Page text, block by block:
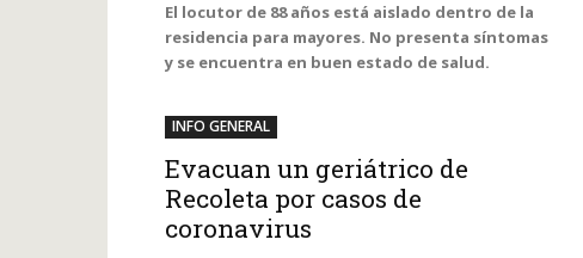
El locutor de 88 años está aislado dentro de la
residencia para mayores. No presenta síntomas
y se encuentra en buen estado de salud.
INFO GENERAL
Evacuan un geriátrico de
Recoleta por casos de
coronavirus